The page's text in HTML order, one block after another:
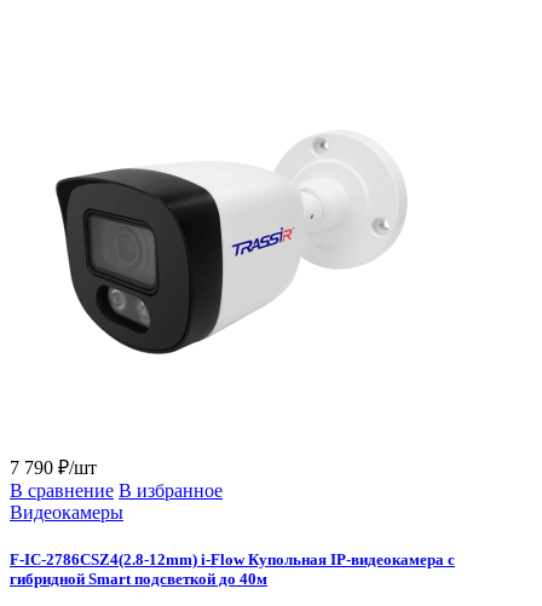
7 790 ₽/шт
В сравнение В избранное
Видеокамеры
F-IC-2786CSZ4(2.8-12mm) i-Flow Купольная IP-видеокамера c
гибридной Smart подсветкой до 40м